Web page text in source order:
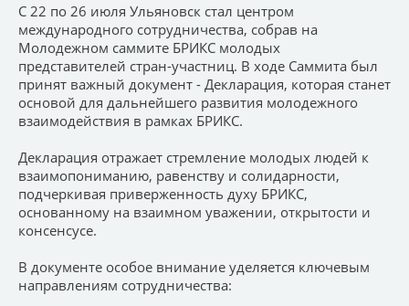
С 22 по 26 июля Ульяновск стал центром
международного сотрудничества, собрав на
Молодежном саммите БРИКС молодых
представителей стран-участниц. В ходе Саммита был
принят важный документ - Декларация, которая станет
основой для дальнейшего развития молодежного
взаимодействия в рамках БРИКС.
Декларация отражает стремление молодых людей к
взаимопониманию, равенству и солидарности,
подчеркивая приверженность духу БРИКС,
основанному на взаимном уважении, открытости и
консенсусе.
В документе особое внимание уделяется ключевым
направлениям сотрудничества: